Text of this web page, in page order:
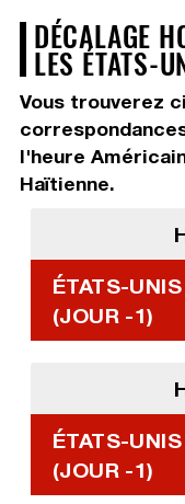
DÉCALAGE
LES ÉTATS-
Vous trouverez
l'heure
Haïtienne.
ÉTATS-
(JOUR -1)
ÉTATS-
(JOUR -1)